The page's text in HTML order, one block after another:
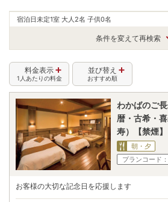
宿泊日未定1室 大人2名 子供0名
条件を変えて再検索
並び替え
おすすめ順
料金表示
1人あたりの料金
わかばのご
暦・古希・
寿）【禁煙】
朝・夕
プランコード：
お客様の大切な記念日を応援します